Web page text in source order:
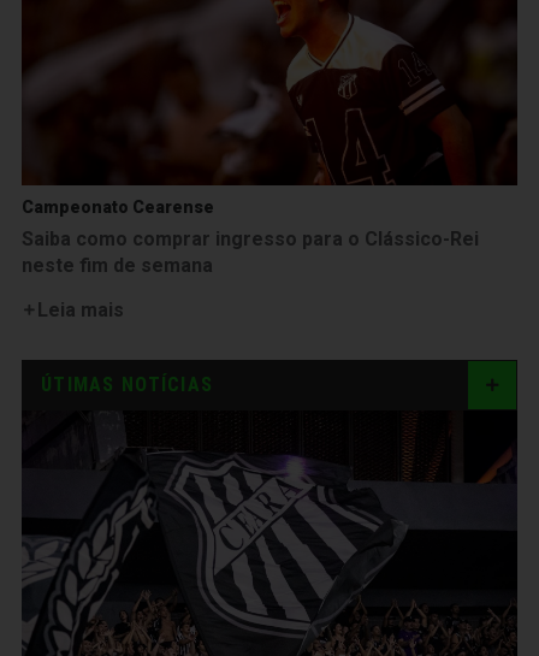
Campeonato Cearense
Saiba como comprar ingresso para o Clássico-Rei
neste fim de semana
Leia mais
ÚTIMAS NOTÍCIAS